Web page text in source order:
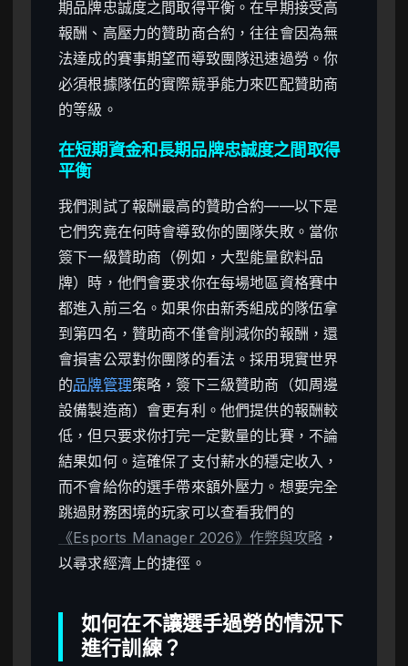
期品牌忠誠度之間取得平衡。在早期接受高
報酬、高壓力的贊助商合約，往往會因為無
法達成的賽事期望而導致團隊迅速過勞。你
必須根據隊伍的實際競爭能力來匹配贊助商
的等級。
在短期資金和長期品牌忠誠度之間取得
平衡
我們測試了報酬最高的贊助合約——以下是
它們究竟在何時會導致你的團隊失敗。當你
簽下一級贊助商（例如，大型能量飲料品
牌）時，他們會要求你在每場地區資格賽中
都進入前三名。如果你由新秀組成的隊伍拿
到第四名，贊助商不僅會削減你的報酬，還
會損害公眾對你團隊的看法。採用現實世界
的品牌管理策略，簽下三級贊助商（如周邊
設備製造商）會更有利。他們提供的報酬較
低，但只要求你打完一定數量的比賽，不論
結果如何。這確保了支付薪水的穩定收入，
而不會給你的選手帶來額外壓力。想要完全
跳過財務困境的玩家可以查看我們的
《Esports Manager 2026》作弊與攻略 ，
以尋求經濟上的捷徑。
如何在不讓選手過勞的情況下
進行訓練？